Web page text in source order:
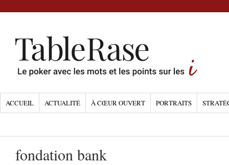
ACCUEIL ACTUALITÉ À CŒUR OUVERT PORTRAITS
fondation bank